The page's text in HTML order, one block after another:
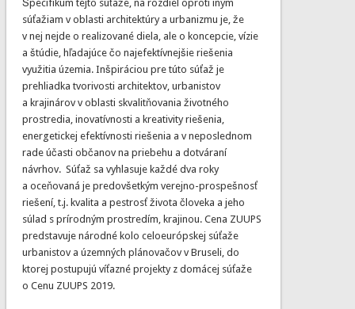
Špecifikum tejto súťaže, na rozdiel oproti iným
súťažiam v oblasti architektúry a urbanizmu je, že
v nej nejde o realizované diela, ale o koncepcie, vízie
a štúdie, hľadajúce čo najefektívnejšie riešenia
využitia územia. Inšpiráciou pre túto súťaž je
prehliadka tvorivosti architektov, urbanistov
a krajinárov v oblasti skvalitňovania životného
prostredia, inovatívnosti a kreativity riešenia,
energetickej efektívnosti riešenia a v neposlednom
rade účasti občanov na priebehu a dotváraní
návrhov. Súťaž sa vyhlasuje každé dva roky
a oceňovaná je predovšetkým verejno-prospešnosť
riešení, t.j. kvalita a pestrosť života človeka a jeho
súlad s prírodným prostredím, krajinou. Cena ZUUPS
predstavuje národné kolo celoeurópskej súťaže
urbanistov a územných plánovačov v Bruseli, do
ktorej postupujú víťazné projekty z domácej súťaže
o Cenu ZUUPS 2019.